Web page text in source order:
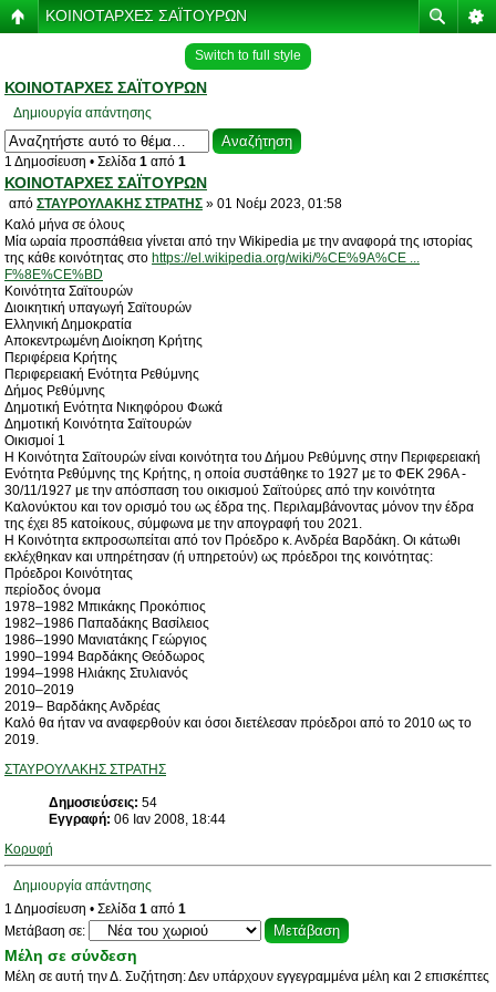
ΚΟΙΝΟΤΑΡΧΕΣ ΣΑΪΤΟΥΡΩΝ
Switch to full style
ΚΟΙΝΟΤΑΡΧΕΣ ΣΑΪΤΟΥΡΩΝ
Δημιουργία απάντησης
1 Δημοσίευση • Σελίδα 1 από 1
ΚΟΙΝΟΤΑΡΧΕΣ ΣΑΪΤΟΥΡΩΝ
από ΣΤΑΥΡΟΥΛΑΚΗΣ ΣΤΡΑΤΗΣ » 01 Νοέμ 2023, 01:58
Καλό μήνα σε όλους
Μία ωραία προσπάθεια γίνεται από την Wikipedia με την αναφορά της ιστορίας
της κάθε κοινότητας στο https://el.wikipedia.org/wiki/%CE%9A%CE ...
F%8E%CE%BD
Κοινότητα Σαϊτουρών
Διοικητική υπαγωγή Σαϊτουρών
Ελληνική Δημοκρατία
Αποκεντρωμένη Διοίκηση Κρήτης
Περιφέρεια Κρήτης
Περιφερειακή Ενότητα Ρεθύμνης
Δήμος Ρεθύμνης
Δημοτική Ενότητα Νικηφόρου Φωκά
Δημοτική Κοινότητα Σαϊτουρών
Οικισμοί 1
Η Κοινότητα Σαϊτουρών είναι κοινότητα του Δήμου Ρεθύμνης στην Περιφερειακή
Ενότητα Ρεθύμνης της Κρήτης, η οποία συστάθηκε το 1927 με το ΦΕΚ 296Α -
30/11/1927 με την απόσπαση του οικισμού Σαϊτούρες από την κοινότητα
Καλονύκτου και τον ορισμό του ως έδρα της. Περιλαμβάνοντας μόνον την έδρα
της έχει 85 κατοίκους, σύμφωνα με την απογραφή του 2021.
Η Κοινότητα εκπροσωπείται από τον Πρόεδρο κ. Ανδρέα Βαρδάκη. Οι κάτωθι
εκλέχθηκαν και υπηρέτησαν (ή υπηρετούν) ως πρόεδροι της κοινότητας:
Πρόεδροι Κοινότητας
περίοδος όνομα
1978–1982 Μπικάκης Προκόπιος
1982–1986 Παπαδάκης Βασίλειος
1986–1990 Μανιατάκης Γεώργιος
1990–1994 Βαρδάκης Θεόδωρος
1994–1998 Ηλιάκης Στυλιανός
2010–2019
2019– Βαρδάκης Ανδρέας
Καλό θα ήταν να αναφερθούν και όσοι διετέλεσαν πρόεδροι από το 2010 ως το
2019.
ΣΤΑΥΡΟΥΛΑΚΗΣ ΣΤΡΑΤΗΣ
Δημοσιεύσεις: 54
Εγγραφή: 06 Ιαν 2008, 18:44
Κορυφή
Δημιουργία απάντησης
1 Δημοσίευση • Σελίδα 1 από 1
Μετάβαση σε:
Μέλη σε σύνδεση
Μέλη σε αυτή την Δ. Συζήτηση: Δεν υπάρχουν εγγεγραμμένα μέλη και 2 επισκέπτες